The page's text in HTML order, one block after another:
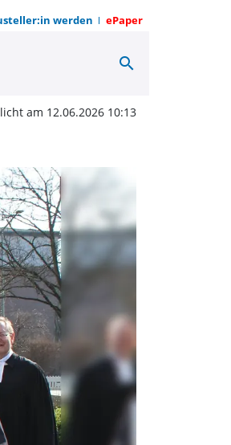
werden ePaper
„einfach
search
am 12.06.2026 10:13